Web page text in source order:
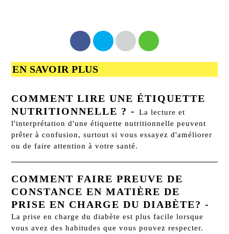
EN SAVOIR PLUS
COMMENT LIRE UNE ÉTIQUETTE
NUTRITIONNELLE ? -La lecture et
l'interprétation d'une étiquette nutritionnelle peuvent
prêter à confusion, surtout si vous essayez d'améliorer
ou de faire attention à votre santé.
COMMENT FAIRE PREUVE DE
CONSTANCE EN MATIÈRE DE
PRISE EN CHARGE DU DIABÈTE? -
La prise en charge du diabète est plus facile lorsque
vous avez des habitudes que vous pouvez respecter.